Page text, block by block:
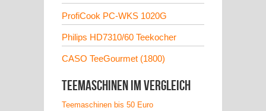
ProfiCook PC-WKS 1020G
Philips HD7310/60 Teekocher
CASO TeeGourmet (1800)
Teemaschinen im Vergleich
Teemaschinen bis 50 Euro